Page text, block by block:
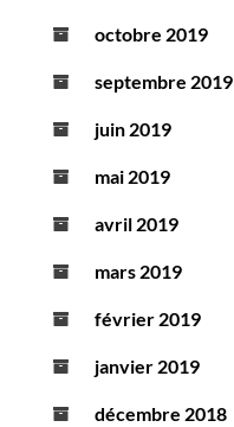
octobre 2019
septembre 2019
juin 2019
mai 2019
avril 2019
mars 2019
février 2019
janvier 2019
décembre 2018